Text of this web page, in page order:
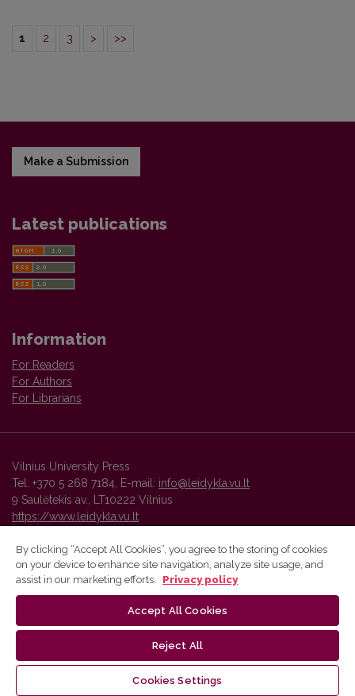
1 2 3 > >>
Make a Submission
Latest publications
Information
For Readers
For Authors
For Librarians
Vilnius University Press
Tel. +370 5 268 7184, E-mail: info@leidykla.vu.lt
9 Saulėtekis av., LT10222 Vilnius
https://www.leidykla.vu.lt
Vilnius University Press platform and metadata are distributed by
By clicking “Accept All Cookies”, you agree to the storing of cookies
on your device to enhance site navigation, analyze site usage, and
assist in our marketing efforts.
Privacy policy
Accept All Cookies
Reject All
Cookies Settings